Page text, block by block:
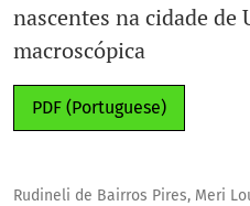
nascentes na cidade
macroscópica
PDF (Portuguese)
Rudineli de Bairros Pires, Meri